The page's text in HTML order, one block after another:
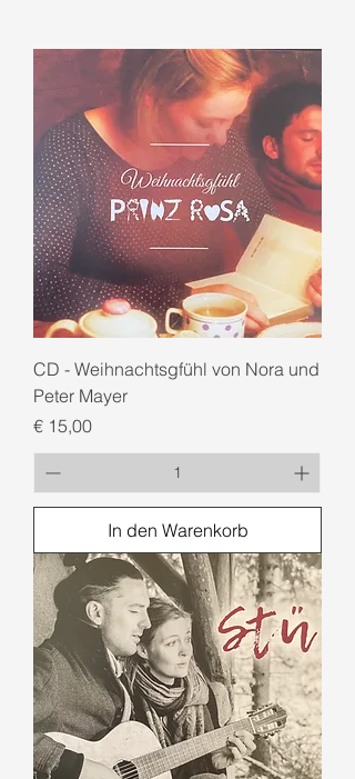
CD - Weihnachtsgfühl von Nora und
Peter Mayer
Preis
€ 15,00
In den Warenkorb